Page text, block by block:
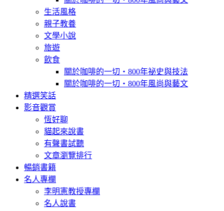
生活風格
親子教養
文學小說
旅遊
飲食
關於咖啡的一切‧800年祕史與技法
關於咖啡的一切‧800年風尚與藝文
精選笑話
影音觀賞
恆好聊
貓起來說書
有聲書試聽
文章瀏覽排行
暢銷書籍
名人專欄
李明憲教授專欄
名人說書